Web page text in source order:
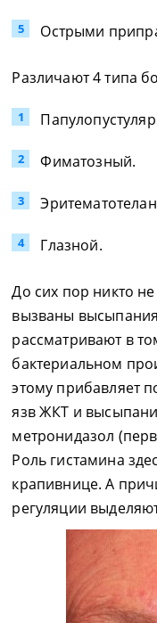
Острыми
Различают 4 типа
Фиматозный.
Глазной.
До сих пор никто
вызваны
рассматривают в
бактериальном
этому прибавляет
язв ЖКТ и
метронидазол
Роль гистамина
крапивнице. А
регуляции